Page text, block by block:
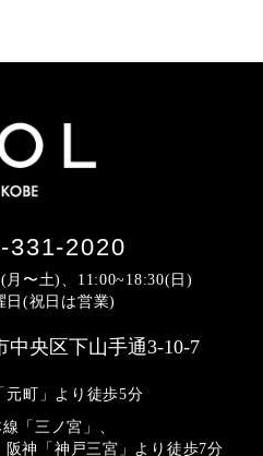
331-2020
〜土)、11:00~18:30(日)
日(祝日は営業)
央区下山手通3-10-7
元町」より徒歩5分
「三ノ宮」、
神「神戸三宮」より 徒歩7分